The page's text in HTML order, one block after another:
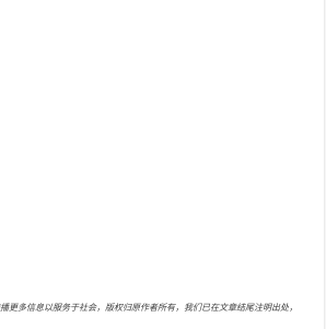
更多信息以服务于社会，版权归原作者所有，我们已在文章结尾注明出处，